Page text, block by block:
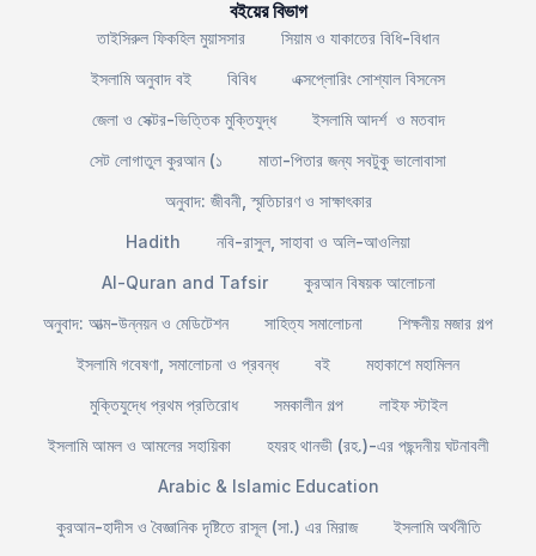
বইয়ের বিভাগ
তাইসিরুল ফিকহিল মুয়াসসার
সিয়াম ও যাকাতের বিধি-বিধান
ইসলামি অনুবাদ বই
বিবিধ
এক্সপ্লোরিং সোশ্যাল বিসনেস
জেলা ও সেক্টর-ভিত্তিক মুক্তিযুদ্ধ
ইসলামি আদর্শ ও মতবাদ
সেট লোগাতুল কুরআন (১
মাতা-পিতার জন্য সবটুকু ভালোবাসা
অনুবাদ: জীবনী, স্মৃতিচারণ ও সাক্ষাৎকার
Hadith
নবি-রাসুল, সাহাবা ও অলি-আওলিয়া
Al-Quran and Tafsir
কুরআন বিষয়ক আলোচনা
অনুবাদ: আত্ম-উন্নয়ন ও মেডিটেশন
সাহিত্য সমালোচনা
শিক্ষনীয় মজার গল্প
ইসলামি গবেষণা, সমালোচনা ও প্রবন্ধ
বই
মহাকাশে মহামিলন
মুক্তিযুদ্ধে প্রথম প্রতিরোধ
সমকালীন গল্প
লাইফ স্টাইল
ইসলামি আমল ও আমলের সহায়িকা
হযরহ থানভী (রহ.)-এর পছন্দনীয় ঘটনাবলী
Arabic & Islamic Education
কুরআন-হাদীস ও বৈজ্ঞানিক দৃষ্টিতে রাসূল (সা.) এর মিরাজ
ইসলামি অর্থনীতি